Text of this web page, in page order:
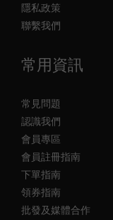
隱私政策
聯繫我們
常用資訊
常見問題
認識我們
會員專區
會員註冊指南
下單指南
領券指南
批發及媒體合作